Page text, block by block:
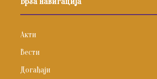
Акти
Вести
Догађаји